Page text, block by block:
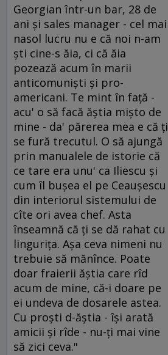
Georgian într-un bar, 28 de
ani şi sales manager - cel mai
nasol lucru nu e că noi n-am
şti cine-s ăia, ci că ăia
pozează acum în marii
anticomunişti şi pro-
americani. Te mint în faţă -
acu' o să facă ăştia mişto de
mine - da' părerea mea e că ţi
se fură trecutul. O să ajungă
prin manualele de istorie că
ce tare era unu' ca Iliescu şi
cum îl buşea el pe Ceauşescu
din interiorul sistemului de
cîte ori avea chef. Asta
înseamnă că ţi se dă rahat cu
linguriţa. Aşa ceva nimeni nu
trebuie să mănînce. Poate
doar fraierii ăştia care rîd
acum de mine, că-i doare pe
ei undeva de dosarele astea.
Cu proşti d-ăştia - îşi arată
amicii şi rîde - nu-ţi mai vine
să zici ceva."